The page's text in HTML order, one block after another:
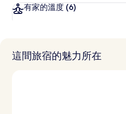
有家的溫度 (6)
這間旅宿的魅力所在